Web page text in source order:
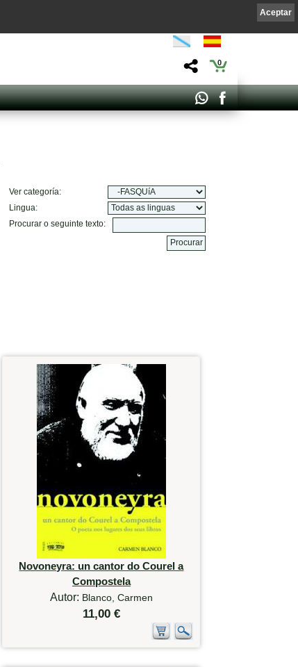
0
Ver categoría:
Lingua:
Procurar o seguinte texto:
Novoneyra: un cantor do Courel a
Compostela
Autor: Blanco, Carmen
11,00 €
Aceptar